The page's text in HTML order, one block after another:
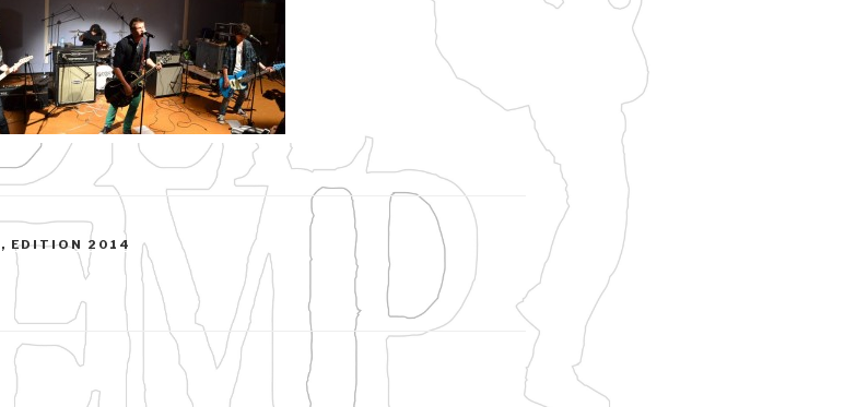
, EDITION 2014